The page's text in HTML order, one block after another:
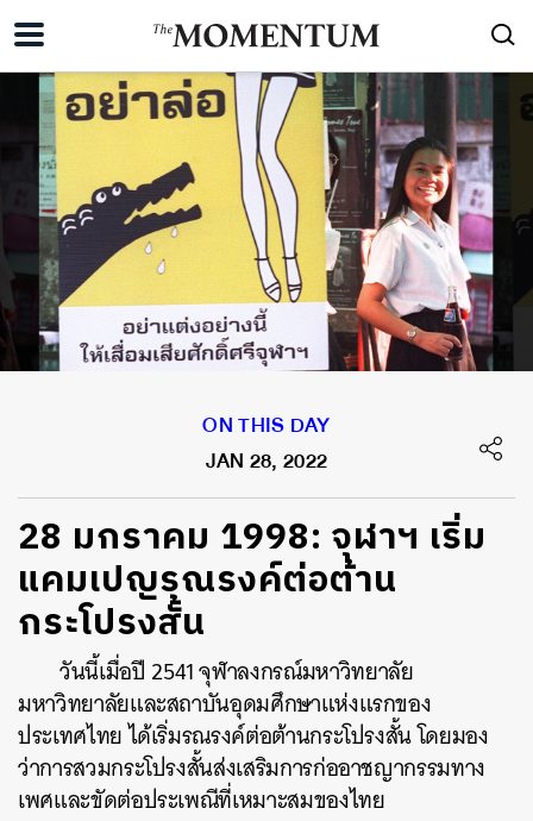
ON THIS DAY
JAN 28, 2022
28 มกราคม 1998: จุฬาฯ เริ่ม
แคมเปญรณรงค์ต่อต้าน
กระโปรงสั้น
วันนี้เมื่อปี 2541 จุฬาลงกรณ์มหาวิทยาลัย
มหาวิทยาลัยและสถาบันอุดมศึกษาแห่งแรกของ
ประเทศไทย ได้เริ่มรณรงค์ต่อต้านกระโปรงสั้น โดยมอง
ว่าการสวมกระโปรงสั้นส่งเสริมการก่ออาชญากรรมทาง
เพศและขัดต่อประเพณีที่เหมาะสมของไทย